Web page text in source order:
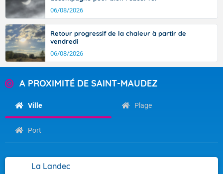
06/08/2026
Retour progressif de la chaleur à partir de
vendredi
06/08/2026
A PROXIMITÉ DE SAINT-MAUDEZ
Ville Plage
Port
La Landec